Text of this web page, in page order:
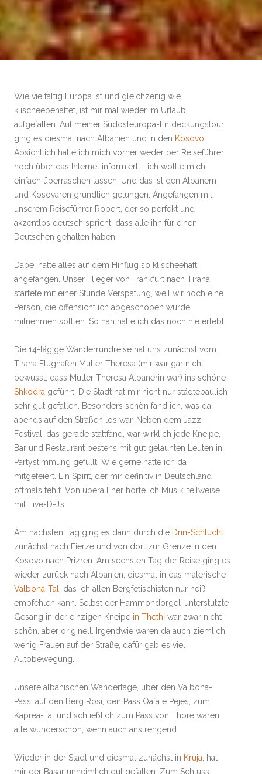
Wie vielfältig Europa ist und gleichzeitig wie
klischeebehaftet, ist mir mal wieder im Urlaub
aufgefallen. Auf meiner Südosteuropa-Entdeckungstour
ging es diesmal nach Albanien und in den Kosovo
Absichtlich hatte ich mich vorher weder per Reiseführer
noch über das Internet informiert – ich wollte mich
einfach überraschen lassen. Und das ist den Albanern
und Kosovaren gründlich gelungen. Angefangen mit
unserem Reiseführer Robert, der so perfekt und
akzentlos deutsch spricht, dass alle ihn für einen
Deutschen gehalten haben.
Dabei hatte alles auf dem Hinflug so klischeehaft
angefangen. Unser Flieger von Frankfurt nach Tirana
startete mit einer Stunde Verspätung, weil wir noch eine
Person, die offensichtlich abgeschoben wurde,
mitnehmen sollten. So nah hatte ich das noch nie erlebt.
Die 14-tägige Wanderrundreise hat uns zunächst vom
Tirana Flughafen Mutter Theresa (mir war gar nicht
bewusst, dass Mutter Theresa Albanerin war) ins schöne
Shkodra geführt. Die Stadt hat mir nicht nur städtebaulich
sehr gut gefallen. Besonders schön fand ich, was da
abends auf den Straßen los war. Neben dem Jazz-
Festival, das gerade stattfand, war wirklich jede Kneipe,
Bar und Restaurant bestens mit gut gelaunten Leuten in
Partystimmung gefüllt. Wie gerne hätte ich da
mitgefeiert. Ein Spirit, der mir definitiv in Deutschland
oftmals fehlt. Von überall her hörte ich Musik, teilweise
mit Live-D-J’s.
Am nächsten Tag ging es dann durch die Drin-Schlucht
zunächst nach Fierze und von dort zur Grenze in den
Kosovo nach Prizren. Am sechsten Tag der Reise ging es
wieder zurück nach Albanien, diesmal in das malerische
Valbona-Tal
, das ich allen Bergfetischisten nur heiß
empfehlen kann. Selbst der Hammondorgel-unterstützte
Gesang in der einzigen Kneipe in Thethi war zwar nicht
schön, aber originell. Irgendwie waren da auch ziemlich
wenig Frauen auf der Straße, dafür gab es viel
Autobewegung.
Unsere albanischen Wandertage, über den Valbona-
Pass, auf den Berg Rosi, den Pass Qafa e Pejes, zum
Kaprea-Tal und schließlich zum Pass von Thore waren
alle wunderschön, wenn auch anstrengend.
Wieder in der Stadt und diesmal zunächst in Kruja , hat
mir der Basar unheimlich gut gefallen. Zum Schluss